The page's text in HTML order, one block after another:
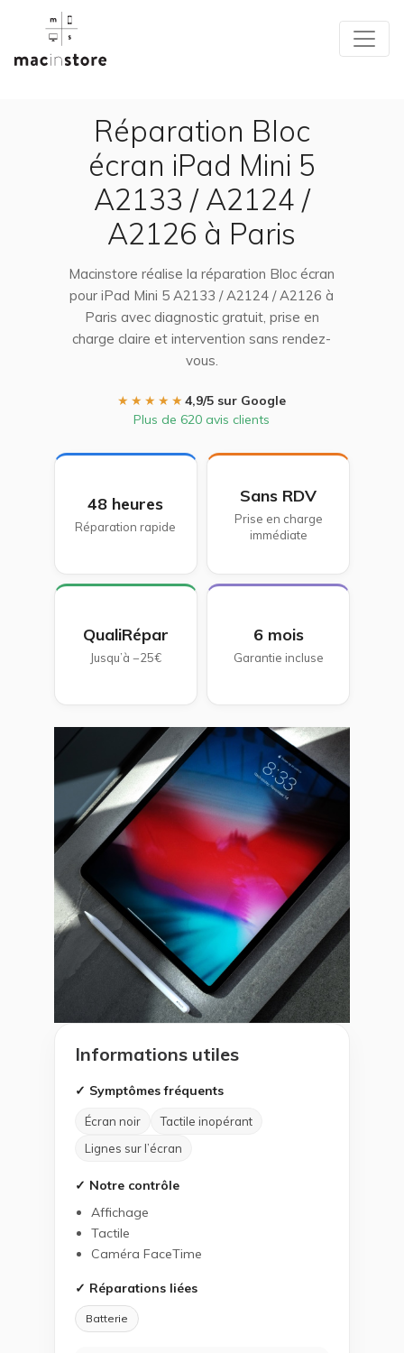
Réparation Bloc
écran iPad Mini 5
A2133 / A2124 /
A2126 à Paris
Macinstore réalise la réparation Bloc écran
pour iPad Mini 5 A2133 / A2124 / A2126 à
Paris avec diagnostic gratuit, prise en
charge claire et intervention sans rendez-
vous.
★★★★★4,9/5 sur Google
Plus de 620 avis clients
48 heures
Réparation rapide
Sans RDV
Prise en charge
immédiate
QualiRépar
Jusqu’à −25€
6 mois
Garantie incluse
Informations utiles
✓ Symptômes fréquents
Écran noir
Tactile inopérant
Lignes sur l’écran
✓ Notre contrôle
Affichage
Tactile
Caméra FaceTime
✓ Réparations liées
Batterie